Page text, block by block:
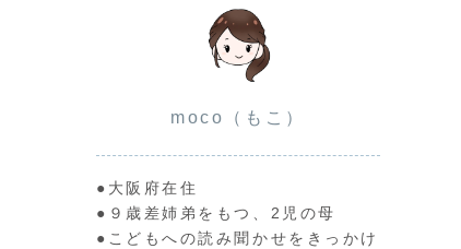
moco（もこ）
●大阪府在住
●９歳差姉弟をもつ、2児の母
●こどもへの読み聞かせをきっかけ